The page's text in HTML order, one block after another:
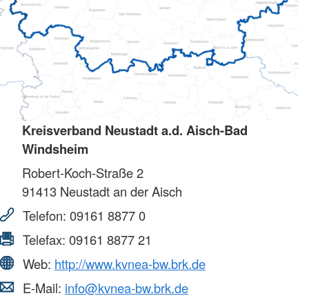
Kreisverband Neustadt a.d. Aisch-Bad
Windsheim
Robert-Koch-Straße 2
91413 Neustadt an der Aisch
Telefon: 09161 8877 0
Telefax: 09161 8877 21
Web: http://www.kvnea-bw.brk.de
E-Mail: info@kvnea-bw.brk.de